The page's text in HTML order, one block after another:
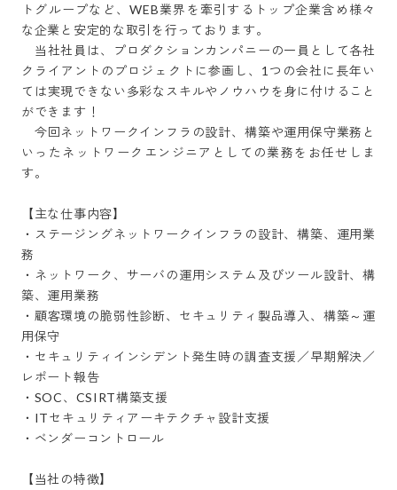
トグループなど、WEB業界を牽引するトップ企業含め様々
な企業と安定的な取引を行っております。
当社社員は、プロダクションカンパニーの一員として各社
クライアントのプロジェクトに参画し、1つの会社に長年い
ては実現できない多彩なスキルやノウハウを身に付けること
ができます！
今回ネットワークインフラの設計、構築や運用保守業務と
いったネットワークエンジニアとしての業務をお任せしま
す。
【主な仕事内容】
・ステージングネットワークインフラの設計、構築、運用業
務
・ネットワーク、サーバの運用システム及びツール設計、構
築、運用業務
・顧客環境の脆弱性診断、セキュリティ製品導入、構築～運
用保守
・セキュリティインシデント発生時の調査支援／早期解決／
レポート報告
・SOC、CSIRT構築支援
・ITセキュリティアーキテクチャ設計支援
・ベンダーコントロール
【当社の特徴】